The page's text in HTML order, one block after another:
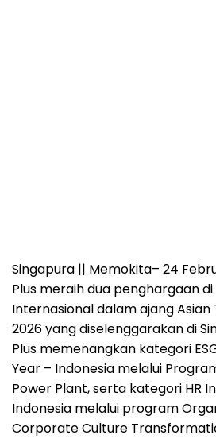
Singapura || Memokita– 24
Plus meraih dua penghargaan
Internasional dalam ajang
2026 yang diselenggarakan di
Plus memenangkan kategori
Year – Indonesia melalui
Power Plant, serta kategori HR
Indonesia melalui program
Corporate Culture